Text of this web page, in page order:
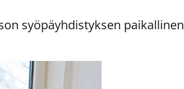
syöpäyhdistyksen paikallinen